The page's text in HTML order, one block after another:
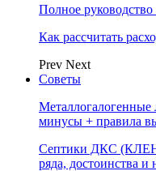
Полное
Как рассчитать
Prev Next
Советы
минусы + правила
Септики ДКС
ряда, достоинства и